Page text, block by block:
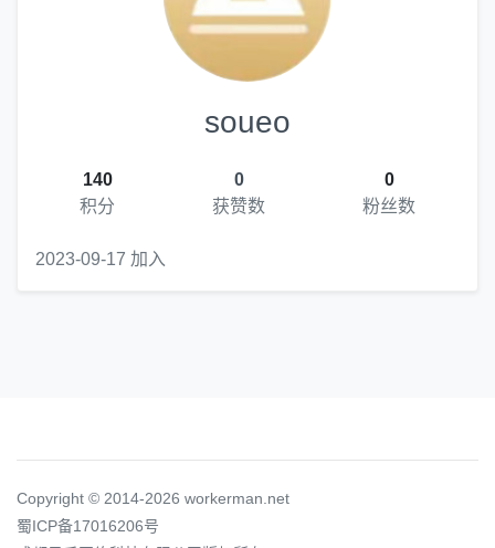
soueo
140
积分
0
获赞数
0
粉丝数
2023-09-17 加入
Copyright © 2014-2026 workerman.net
蜀ICP备17016206号